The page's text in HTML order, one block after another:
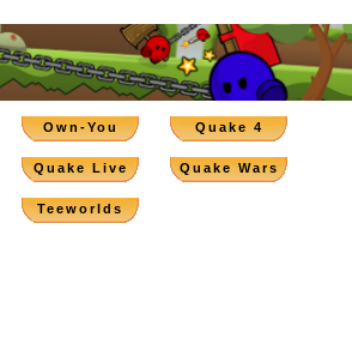
Own-You Quake 4
Quake Live Quake Wars
Teeworlds